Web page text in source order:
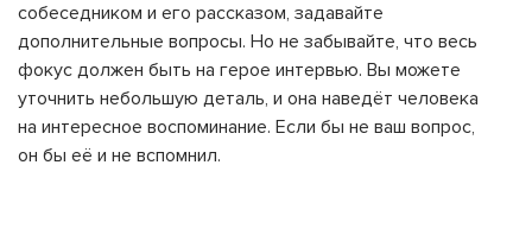
собеседником и его рассказом, задавайте
дополнительные вопросы. Но не забывайте, что весь
фокус должен быть на герое интервью. Вы можете
уточнить небольшую деталь, и она наведёт человека
на интересное воспоминание. Если бы не ваш вопрос,
он бы её и не вспомнил.